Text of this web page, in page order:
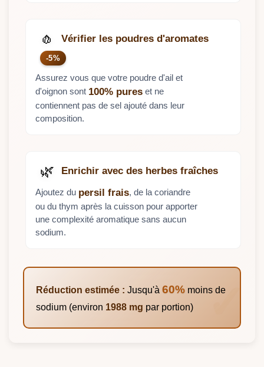
🧄 Vérifier les poudres d'aromates
-5%
Assurez vous que votre poudre d'ail et
d'oignon sont 100% pures et ne
contiennent pas de sel ajouté dans leur
composition.
🌿 Enrichir avec des herbes fraîches
Ajoutez du persil frais, de la coriandre
ou du thym après la cuisson pour apporter
une complexité aromatique sans aucun
sodium.
Réduction estimée : Jusqu'à 60% moins de
sodium (environ 1988 mg par portion)